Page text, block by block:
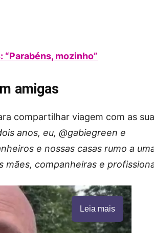
mozinho”
amigas
compartilhar viagem com as
anos, eu, @gabiegreen e
e nossas casas rumo a
companheiras e
Leia mais